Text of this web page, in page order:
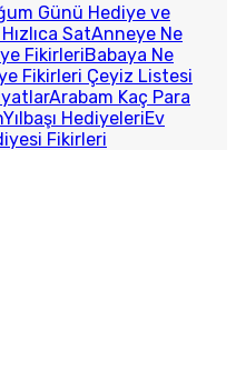
Günü Hediye ve
SatAnneye Ne
FikirleriBabaya Ne
Fikirleri Çeyiz Listesi
Arabam Kaç Para
Yılbaşı HediyeleriEv
Fikirleri